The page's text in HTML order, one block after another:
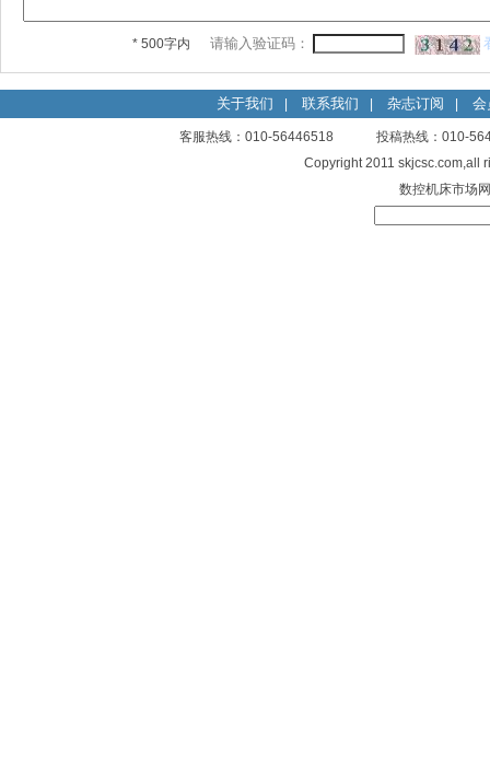
* 500字内 请输入验证码：
关于我们 联系我们 杂志订阅 会
客服热线：010-56446518 投稿热线：
Copyright 2011
数控机床市场网